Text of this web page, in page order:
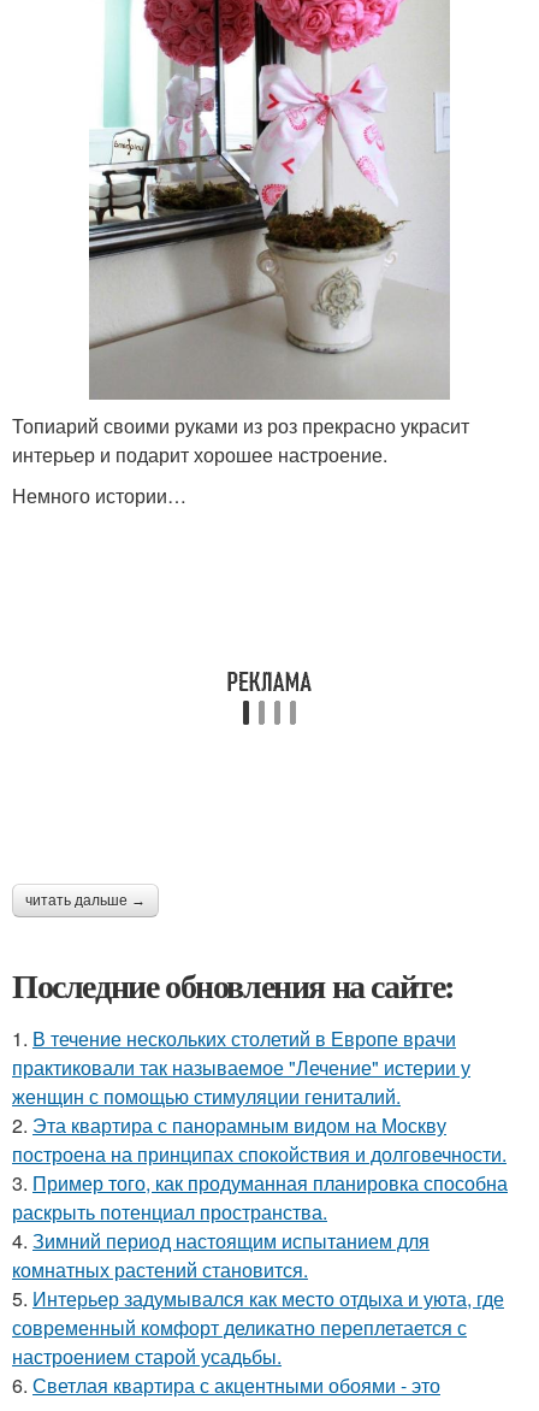
Топиарий своими руками из роз прекрасно украсит
интерьер и подарит хорошее настроение.
Немного истории…
читать дальше →
Последние обновления на сайте:
1. В течение нескольких столетий в Европе врачи
практиковали так называемое "Лечение" истерии у
женщин с помощью стимуляции гениталий.
2. Эта квартира с панорамным видом на Москву
построена на принципах спокойствия и долговечности.
3. Пример того, как продуманная планировка способна
раскрыть потенциал пространства.
4. Зимний период настоящим испытанием для
комнатных растений становится.
5. Интерьер задумывался как место отдыха и уюта, где
современный комфорт деликатно переплетается с
настроением старой усадьбы.
6. Светлая квартира с акцентными обоями - это